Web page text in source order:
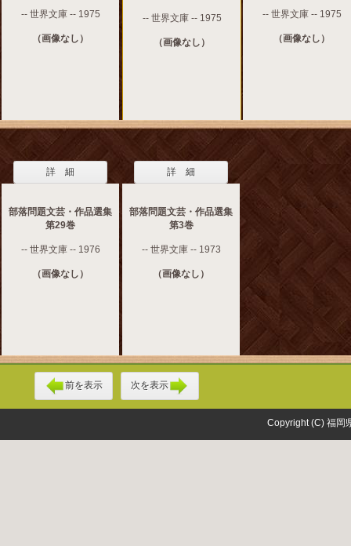
-- 世界文庫 -- 1975
（画像なし）
-- 世界文庫 -- 1975
（画像なし）
-- 世界文庫 -- 1975
（画像なし）
詳 細
部落問題文芸・作品選集
第29巻
-- 世界文庫 -- 1976
（画像なし）
詳 細
部落問題文芸・作品選集
第3巻
-- 世界文庫 -- 1973
（画像なし）
前を表示 次を表示
Copyright (C) 福岡